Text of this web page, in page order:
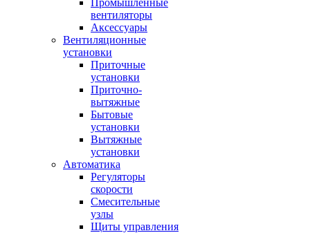
Промышленные
вентиляторы
Аксессуары
Вентиляционные
установки
Приточные
установки
Приточно-
вытяжные
Бытовые
установки
Вытяжные
установки
Автоматика
Регуляторы
скорости
Смесительные
узлы
Щиты управления